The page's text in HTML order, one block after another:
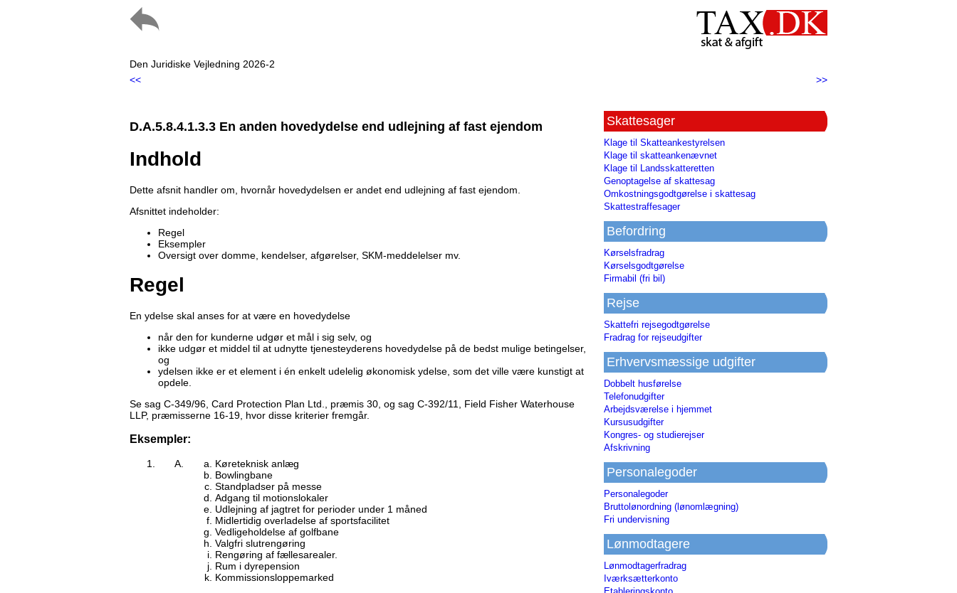
Den Juridiske Vejledning 2026-2
<<
>>
D.A.5.8.4.1.3.3 En anden hovedydelse end udlejning af fast ejendom
Indhold
Dette afsnit handler om, hvornår hovedydelsen er andet end udlejning af fast ejendom.
Afsnittet indeholder:
Regel
Eksempler
Oversigt over domme, kendelser, afgørelser, SKM-meddelelser mv.
Regel
En ydelse skal anses for at være en hovedydelse
når den for kunderne udgør et mål i sig selv, og
ikke udgør et middel til at udnytte tjenesteyderens hovedydelse på de bedst mulige betingelser,
og
ydelsen ikke er et element i én enkelt udelelig økonomisk ydelse, som det ville være kunstigt at
opdele.
Se sag C-349/96, Card Protection Plan Ltd., præmis 30, og sag C-392/11, Field Fisher Waterhouse
LLP, præmisserne 16-19, hvor disse kriterier fremgår.
Eksempler:
Køreteknisk anlæg
Bowlingbane
Standpladser på messe
Adgang til motionslokaler
Udlejning af jagtret for perioder under 1 måned
Midlertidig overladelse af sportsfacilitet
Vedligeholdelse af golfbane
Valgfri slutrengøring
Rengøring af fællesarealer.
Rum i dyrepension
Kommissionsloppemarked
Skattesager
Klage til Skatteankestyrelsen
Klage til skatteankenævnet
Klage til Landsskatteretten
Genoptagelse af skattesag
Omkostningsgodtgørelse i skattesag
Skattestraffesager
Befordring
Kørselsfradrag
Kørselsgodtgørelse
Firmabil (fri bil)
Rejse
Skattefri rejsegodtgørelse
Fradrag for rejseudgifter
Erhvervsmæssige udgifter
Dobbelt husførelse
Telefonudgifter
Arbejdsværelse i hjemmet
Kursusudgifter
Kongres- og studierejser
Afskrivning
Personalegoder
Personalegoder
Bruttolønordning (lønomlægning)
Fri undervisning
Lønmodtagere
Lønmodtagerfradrag
Iværksætterkonto